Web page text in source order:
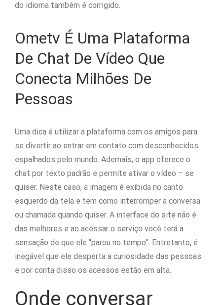
do idioma também é corrigido.
Ometv É Uma Plataforma
De Chat De Vídeo Que
Conecta Milhões De
Pessoas
Uma dica é utilizar a plataforma com os amigos para
se divertir ao entrar em contato com desconhecidos
espalhados pelo mundo. Ademais, o app oferece o
chat por texto padrão e permite ativar o vídeo – se
quiser. Neste caso, a imagem é exibida no canto
esquerdo da tela e tem como interromper a conversa
ou chamada quando quiser. A interface do site não é
das melhores e ao acessar o serviço você terá a
sensação de que ele “parou no tempo”. Entretanto, é
inegável que ele desperta a curiosidade das pessoas
e por conta disso os acessos estão em alta.
Onde conversar